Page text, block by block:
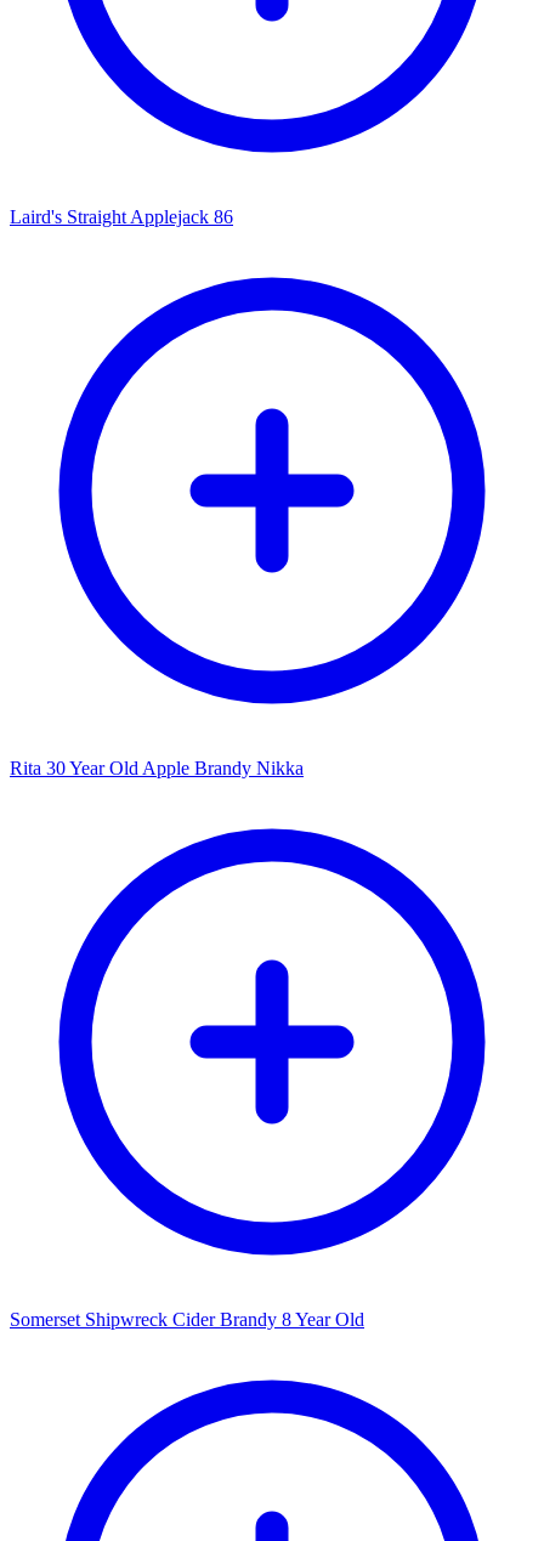
Laird's Straight Applejack 86
Rita 30 Year Old Apple Brandy Nikka
Somerset Shipwreck Cider Brandy 8 Year Old